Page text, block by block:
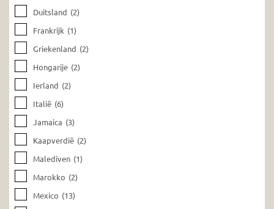
Duitsland (2)
Frankrijk (1)
Griekenland (2)
Hongarije (2)
Ierland (2)
Italië (6)
Jamaica (3)
Kaapverdië (2)
Malediven (1)
Marokko (2)
Mexico (13)